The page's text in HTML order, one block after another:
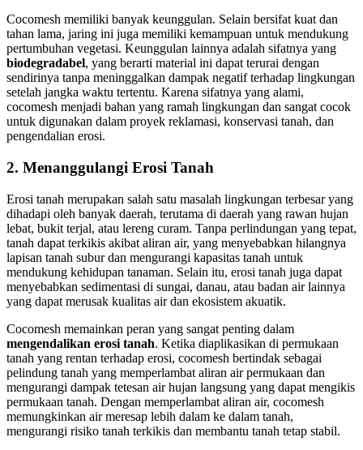
Cocomesh memiliki banyak keunggulan. Selain bersifat kuat dan
tahan lama, jaring ini juga memiliki kemampuan untuk mendukung
pertumbuhan vegetasi. Keunggulan lainnya adalah sifatnya yang
biodegradabel, yang berarti material ini dapat terurai dengan
sendirinya tanpa meninggalkan dampak negatif terhadap lingkungan
setelah jangka waktu tertentu. Karena sifatnya yang alami,
cocomesh menjadi bahan yang ramah lingkungan dan sangat cocok
untuk digunakan dalam proyek reklamasi, konservasi tanah, dan
pengendalian erosi.
2. Menanggulangi Erosi Tanah
Erosi tanah merupakan salah satu masalah lingkungan terbesar yang
dihadapi oleh banyak daerah, terutama di daerah yang rawan hujan
lebat, bukit terjal, atau lereng curam. Tanpa perlindungan yang tepat,
tanah dapat terkikis akibat aliran air, yang menyebabkan hilangnya
lapisan tanah subur dan mengurangi kapasitas tanah untuk
mendukung kehidupan tanaman. Selain itu, erosi tanah juga dapat
menyebabkan sedimentasi di sungai, danau, atau badan air lainnya
yang dapat merusak kualitas air dan ekosistem akuatik.
Cocomesh memainkan peran yang sangat penting dalam
mengendalikan erosi tanah. Ketika diaplikasikan di permukaan
tanah yang rentan terhadap erosi, cocomesh bertindak sebagai
pelindung tanah yang memperlambat aliran air permukaan dan
mengurangi dampak tetesan air hujan langsung yang dapat mengikis
permukaan tanah. Dengan memperlambat aliran air, cocomesh
memungkinkan air meresap lebih dalam ke dalam tanah,
mengurangi risiko tanah terkikis dan membantu tanah tetap stabil.